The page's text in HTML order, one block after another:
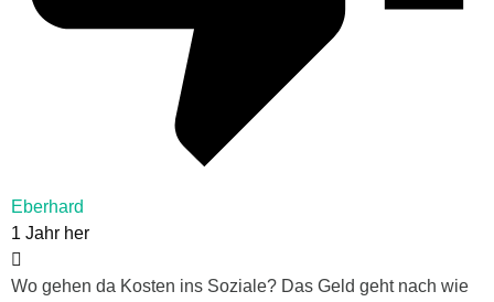
Eberhard
1 Jahr her
Wo gehen da Kosten ins Soziale? Das Geld geht nach wie